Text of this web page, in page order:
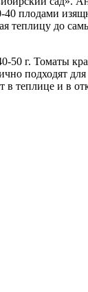
40 плодами
теплицу до
50 г. Томаты
подходят
теплице и в